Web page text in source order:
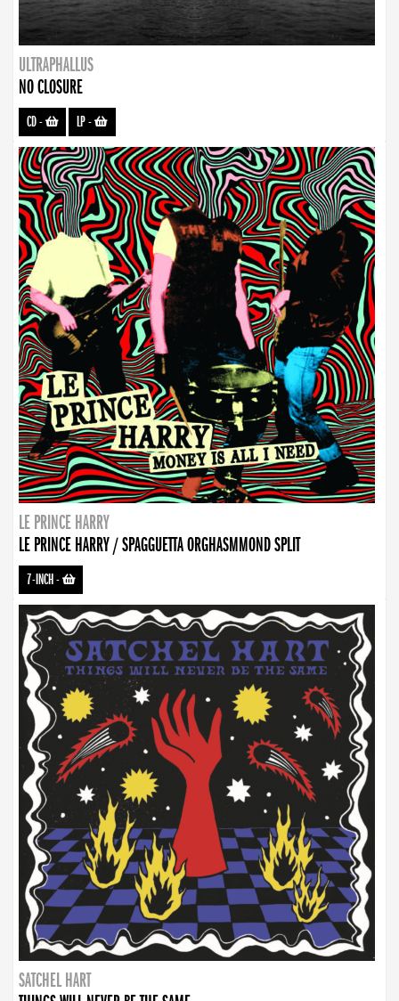
ULTRAPHALLUS
NO CLOSURE
CD- LP-
LE PRINCE HARRY
LE PRINCE HARRY / SPAGGUETTA ORGHASMMOND SPLIT
7-INCH-
SATCHEL HART